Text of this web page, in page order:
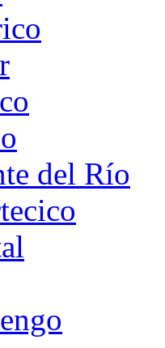
del Río